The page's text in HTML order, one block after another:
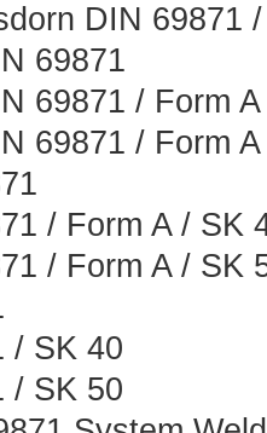
DIN 69871
69871
69871 / Form
69871 / Form
/ Form A / SK
/ Form A / SK
/ SK 40
/ SK 50